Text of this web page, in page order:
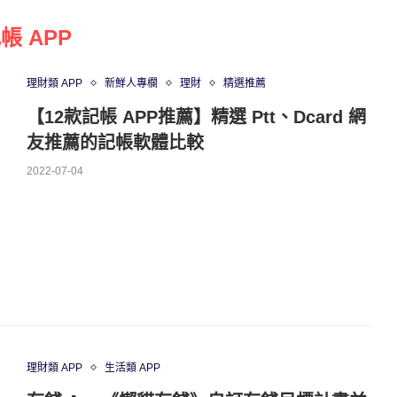
APP
理財類 APP 新鮮人專欄 理財 精選推薦
【12款記帳 APP推薦】精選 Ptt、Dcard 網
友推薦的記帳軟體比較
2022-07-04
理財類 APP 生活類 APP